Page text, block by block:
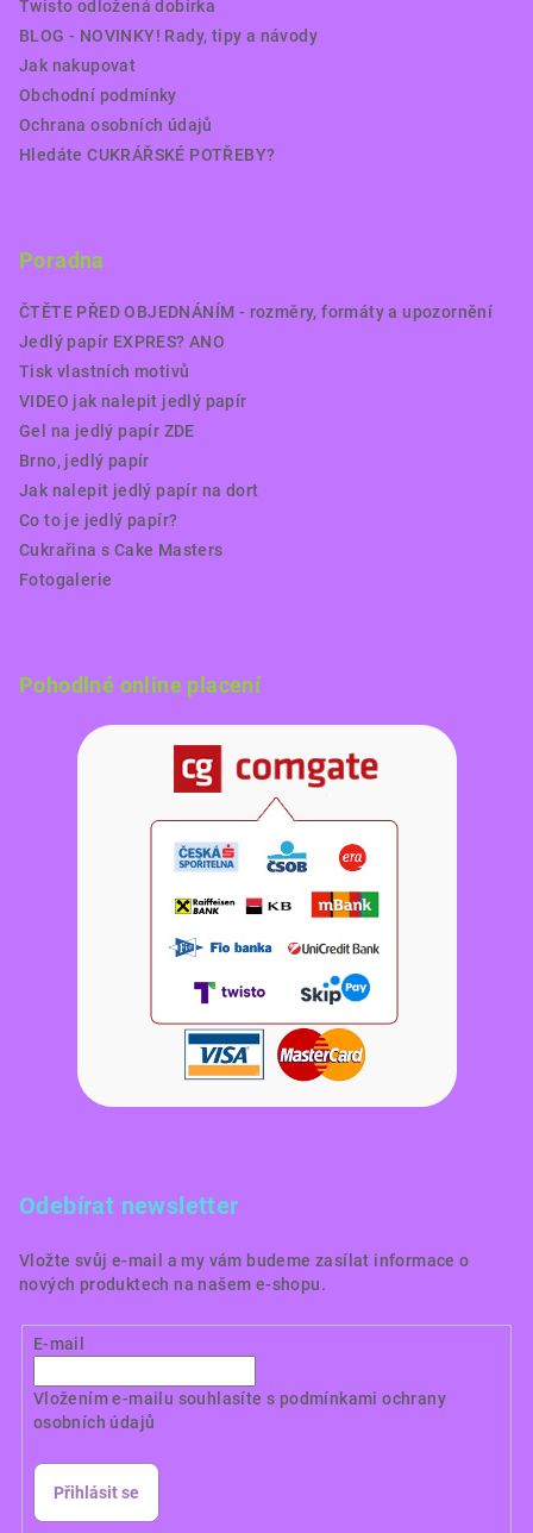
Twisto odložená dobírka
BLOG - NOVINKY! Rady, tipy a návody
Jak nakupovat
Obchodní podmínky
Ochrana osobních údajů
Hledáte CUKRÁŘSKÉ POTŘEBY?
Poradna
ČTĚTE PŘED OBJEDNÁNÍM - rozměry, formáty a upozornění
Jedlý papír EXPRES? ANO
Tisk vlastních motivů
VIDEO jak nalepit jedlý papír
Gel na jedlý papír ZDE
Brno, jedlý papír
Jak nalepit jedlý papír na dort
Co to je jedlý papír?
Cukrařina s Cake Masters
Fotogalerie
Pohodlné online placení
Odebírat newsletter
Vložte svůj e-mail a my vám budeme zasílat informace o
nových produktech na našem e-shopu.
E-mail
Vložením e-mailu souhlasíte s podmínkami ochrany
osobních údajů
Přihlásit se